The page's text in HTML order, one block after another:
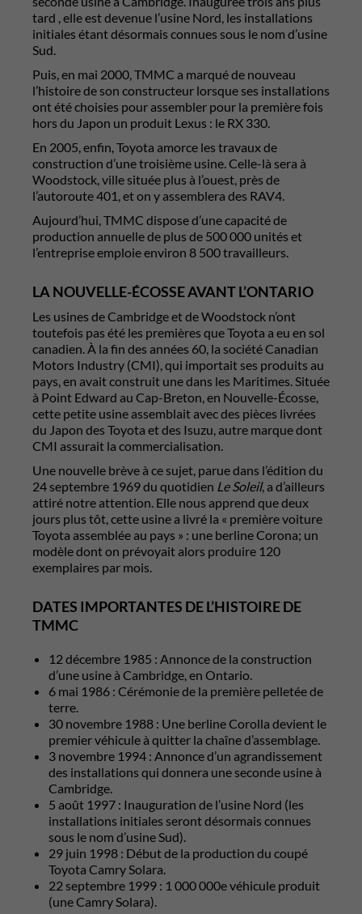
tard , elle est devenue l’usine Nord, les installations
initiales étant désormais connues sous le nom d’usine
Sud.
Puis, en mai 2000, TMMC a marqué de nouveau
l’histoire de son constructeur lorsque ses installations
ont été choisies pour assembler pour la première fois
hors du Japon un produit Lexus : le RX 330.
En 2005, enfin, Toyota amorce les travaux de
construction d’une troisième usine. Celle-là sera à
Woodstock, ville située plus à l’ouest, près de
l’autoroute 401, et on y assemblera des RAV4.
Aujourd’hui, TMMC dispose d’une capacité de
production annuelle de plus de 500 000 unités et
l’entreprise emploie environ 8 500 travailleurs.
LA NOUVELLE-ÉCOSSE AVANT L’ONTARIO
Les usines de Cambridge et de Woodstock n’ont
toutefois pas été les premières que Toyota a eu en sol
canadien. À la fin des années 60, la société Canadian
Motors Industry (CMI), qui importait ses produits au
pays, en avait construit une dans les Maritimes. Située
à Point Edward au Cap-Breton, en Nouvelle-Écosse,
cette petite usine assemblait avec des pièces livrées
du Japon des Toyota et des Isuzu, autre marque dont
CMI assurait la commercialisation.
Une nouvelle brève à ce sujet, parue dans l’édition du
24 septembre 1969 du quotidien Le Soleil, a d’ailleurs
attiré notre attention. Elle nous apprend que deux
jours plus tôt, cette usine a livré la « première voiture
Toyota assemblée au pays » : une berline Corona; un
modèle dont on prévoyait alors produire 120
exemplaires par mois.
DATES IMPORTANTES DE L’HISTOIRE DE
TMMC
12 décembre 1985 : Annonce de la construction
d’une usine à Cambridge, en Ontario.
6 mai 1986 : Cérémonie de la première pelletée de
terre.
30 novembre 1988 : Une berline Corolla devient le
premier véhicule à quitter la chaîne d’assemblage.
3 novembre 1994 : Annonce d’un agrandissement
des installations qui donnera une seconde usine à
Cambridge.
5 août 1997 : Inauguration de l’usine Nord (les
installations initiales seront désormais connues
sous le nom d’usine Sud).
29 juin 1998 : Début de la production du coupé
Toyota Camry Solara.
22 septembre 1999 : 1 000 000e véhicule produit
(une Camry Solara).